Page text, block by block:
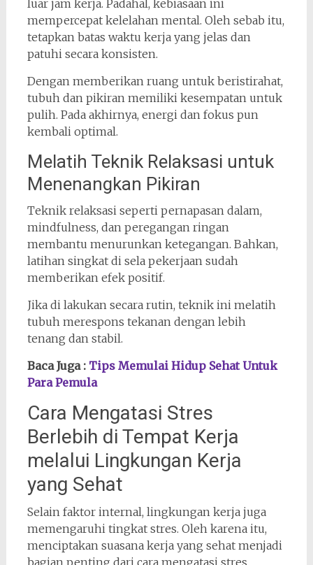
luar jam kerja. Padahal, kebiasaan ini
mempercepat kelelahan mental. Oleh sebab itu,
tetapkan batas waktu kerja yang jelas dan
patuhi secara konsisten.
Dengan memberikan ruang untuk beristirahat,
tubuh dan pikiran memiliki kesempatan untuk
pulih. Pada akhirnya, energi dan fokus pun
kembali optimal.
Melatih Teknik Relaksasi untuk
Menenangkan Pikiran
Teknik relaksasi seperti pernapasan dalam,
mindfulness, dan peregangan ringan
membantu menurunkan ketegangan. Bahkan,
latihan singkat di sela pekerjaan sudah
memberikan efek positif.
Jika di lakukan secara rutin, teknik ini melatih
tubuh merespons tekanan dengan lebih
tenang dan stabil.
Baca Juga : Tips Memulai Hidup Sehat Untuk
Para Pemula
Cara Mengatasi Stres
Berlebih di Tempat Kerja
melalui Lingkungan Kerja
yang Sehat
Selain faktor internal, lingkungan kerja juga
memengaruhi tingkat stres. Oleh karena itu,
menciptakan suasana kerja yang sehat menjadi
bagian penting dari cara mengatasi stres